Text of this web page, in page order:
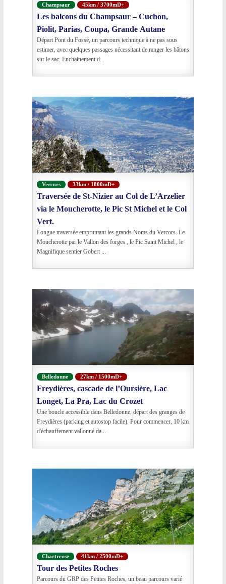
Champsaur 45km / 3700mD+
Les balcons du Champsaur – Cuchon,
Piolit, Parias, Coupa, Grande Autane
Départ Pont du Fossé, un parcours technique à ne pas sous
estimer, avec quelques passages nécessitant de ranger les bâtons
sur le sac. Enchainement d...
Vercors 33km / 1800mD+
Traversée de St-Nizier au Col de L’Arzelier
via le Moucherotte, le Pic St Michel et le Col
Vert.
Longue traversée empruntant les grands Noms du Vercors. Le
Moucherotte par le Vallon des forges , le Pic Saint Michel , le
Magnifique sentier Gobert ...
Belledonne 27km / 1500mD+
Freydières, cascade de l’Oursière, Lac
Longet, La Pra, Lac du Crozet
Une boucle accessible dans Belledonne, départ des granges de
Freydières (parking et autostop facile). Pour commencer, 10 km
d'échauffement vallonné da...
Chartreuse 41km / 2500mD+
Tour des Petites Roches
Parcours du GRP des Petites Roches, un beau parcours varié